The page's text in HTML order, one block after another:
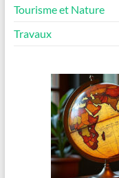
Tourisme et Nature
Travaux